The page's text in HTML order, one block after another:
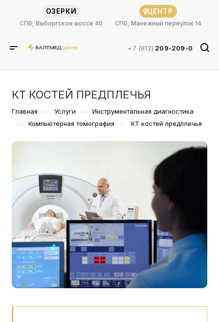
ОЗЕРКИ
СПб, Выборгское шоссе 40
ЦЕНТР
СПб, Манежный переулок 14
+7 (812) 209-209-0
КТ КОСТЕЙ ПРЕДПЛЕЧЬЯ
Главная — Услуги — Инструментальная диагностика
— Компьютерная томография — КТ костей предплечья